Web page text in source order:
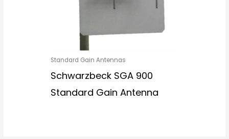
Standard Gain Antennas
Schwarzbeck SGA 900
Standard Gain Antenna